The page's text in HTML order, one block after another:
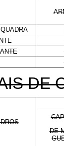
DE
DE